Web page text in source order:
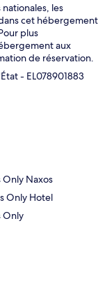
les
cet hébergement
plus
aux
de réservation.
- EL078901883
Naxos
Only Hotel
Only